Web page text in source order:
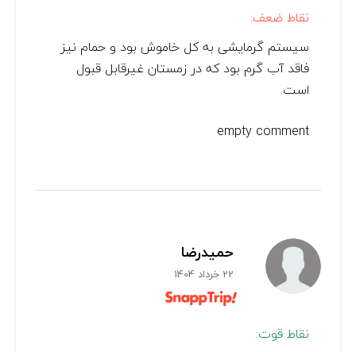
نقاط ضعف:
سیستم گرمایشی به کل خاموش بود و حمام نیز
فاقد آب گرم بود که در زمستان غیرقابل قبول
است.
empty comment
حمیدرضا
22 خرداد 1404
نقاط قوت: